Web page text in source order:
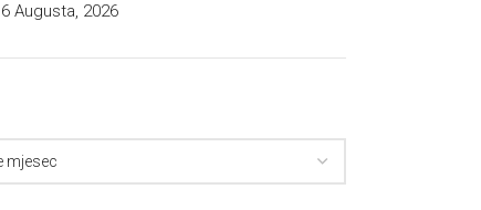
6 Augusta, 2026